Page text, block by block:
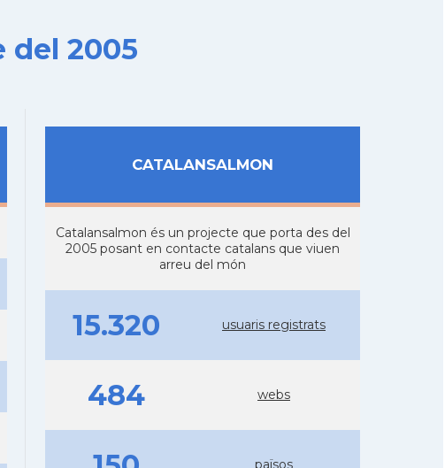
del 2005
CATALANSALMON
Catalansalmon és un projecte que porta des del
2005 posant en contacte catalans que viuen
arreu del món
15.320 usuaris registrats
484 webs
països